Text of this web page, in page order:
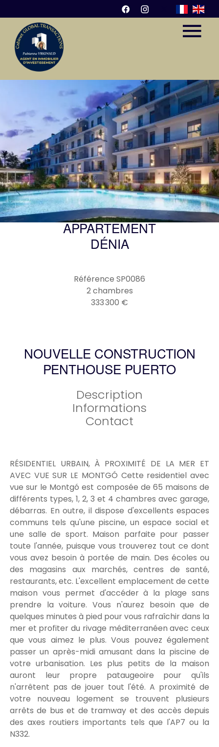
APPARTEMENT
DÉNIA
Référence SP0086
2 chambres
333 300 €
NOUVELLE CONSTRUCTION
PENTHOUSE PUERTO
Description
Informations
Contact
RÉSIDENTIEL URBAIN, À PROXIMITÉ DE LA MER ET
AVEC VUE SUR LE MONTGÓ Cette residentiel avec
vue sur le Montgó est composée de 65 maisons de
différents types, 1, 2, 3 et 4 chambres avec garage,
débarras. En outre, il dispose d'excellents espaces
communs tels qu'une piscine, un espace social et
une salle de sport. Maison parfaite pour passer
toute l'année, puisque vous trouverez tout ce dont
vous avez besoin à portée de main. Des écoles ou
des magasins aux marchés, centres de santé,
restaurants, etc. L'excellent emplacement de cette
maison vous permet d'accéder à la plage sans
prendre la voiture. Vous n'aurez besoin que de
quelques minutes à pied pour vous rafraîchir dans la
mer et profiter du rivage méditerranéen avec ceux
que vous aimez le plus. Vous pouvez également
passer un après-midi amusant dans la piscine de
votre urbanisation. Les plus petits de la maison
auront leur propre pataugeoire pour qu'ils
n'arrêtent pas de jouer tout l'été. A proximité de
votre nouveau logement se trouvent plusieurs
arrêts de bus et de tramway et des accès depuis
des axes routiers importants tels que l'AP7 ou la
N332.